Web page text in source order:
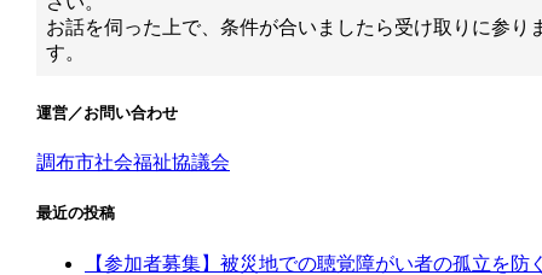
お話を伺った上で、条件が合いましたら受け取りに参り
す。
運営／お問い合わせ
調布市社会福祉協議会
最近の投稿
【参加者募集】被災地での聴覚障がい者の孤立を防